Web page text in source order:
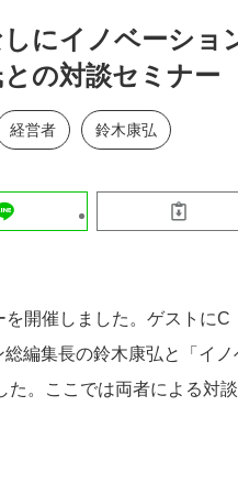
にイノベーショ
の対談セミナー
経営者 鈴木康弘
開催しました。ゲストにC
編集長の鈴木康弘と「イノ
た。ここでは両者による対